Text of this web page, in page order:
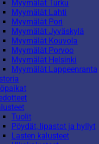
Myymälät Turku
Myymälät Lahti
Myymälät Pori
Myymälät Jyväskylä
Myymälät Kouvola
Myymälät Porvoo
Myymälät Helsinki
Myymälät Lappeenranta
Tuolit
Pöydät, lipastot ja hyllyt
Lasten kalusteet